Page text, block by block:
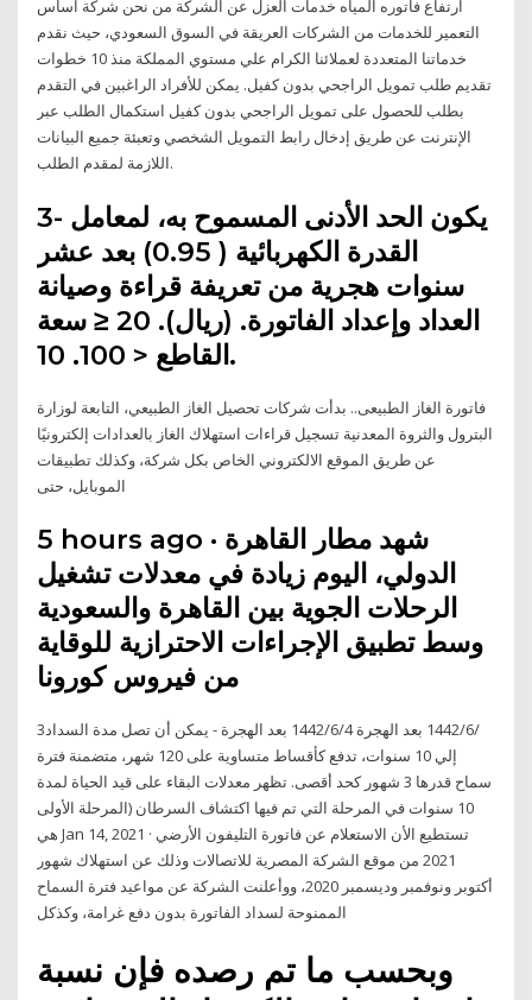
ارتفاع فاتوره المياه خدمات العزل عن الشركة من نحن شركة اساس
التعمير للخدمات من الشركات العريقة في السوق السعودي، حيث نقدم
خدماتنا المتعددة لعملائنا الكرام علي مستوي المملكة منذ 10 خطوات
تقديم طلب تمويل الراجحي بدون كفيل. يمكن للأفراد الراغبين في التقدم
بطلب للحصول على تمويل الراجحي بدون كفيل استكمال الطلب عبر
الإنترنت عن طريق إدخال رابط التمويل الشخصي وتعبئة جميع البيانات
اللازمة لمقدم الطلب.
3- يكون الحد الأدنى المسموح به، لمعامل
القدرة الكهربائية ( 0.95) بعد عشر
سنوات هجرية من تعريفة قراءة وصيانة
العداد وإعداد الفاتورة. (ريال). 20 ≤ سعة
القاطع < 100. 10.
فاتورة الغاز الطبيعى.. بدأت شركات تحصيل الغاز الطبيعي، التابعة لوزارة
البترول والثروة المعدنية تسجيل قراءات استهلاك الغاز بالعدادات إلكترونيًا
عن طريق الموقع الالكتروني الخاص بكل شركة، وكذلك تطبيقات
الموبايل، حتى
5 hours ago · شهد مطار القاهرة
الدولي، اليوم زيادة في معدلات تشغيل
الرحلات الجوية بين القاهرة والسعودية
وسط تطبيق الإجراءات الاحترازية للوقاية
من فيروس كورونا
3‏‏/6‏‏/1442 بعد الهجرة 4‏‏/6‏‏/1442 بعد الهجرة - يمكن أن تصل مدة السداد
إلي 10 سنوات، تدفع كأقساط متساوية على 120 شهر، متضمنة فترة
سماح قدرها 3 شهور كحد أقصى. تظهر معدلات البقاء على قيد الحياة لمدة
10 سنوات في المرحلة التي تم فيها اكتشاف السرطان (المرحلة الأولى
هي Jan 14, 2021 · تستطيع الأن الاستعلام عن فاتورة التليفون الأرضي
2021 من موقع الشركة المصرية للاتصالات وذلك عن استهلاك شهور
أكتوبر ونوفمبر وديسمبر 2020، ووأعلنت الشركة عن مواعيد فترة السماح
الممنوحة لسداد الفاتورة بدون دفع غرامة، وكذكل
وبحسب ما تم رصده فإن نسبة